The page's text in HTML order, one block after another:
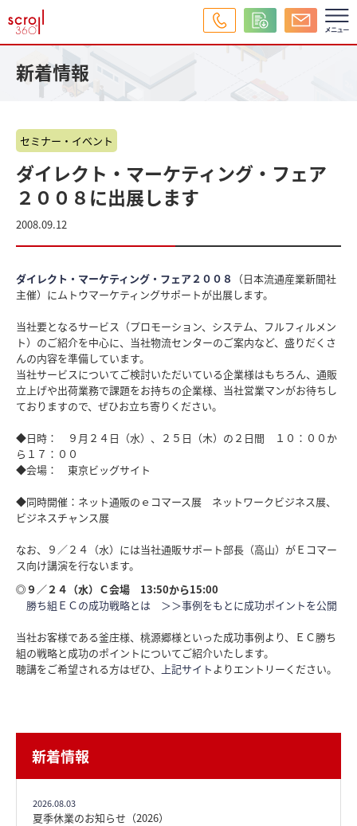
新着情報
セミナー・イベント
ダイレクト・マーケティング・フェア
２００８に出展します
2008.09.12
ダイレクト・マーケティング・フェア２００８
（日本流通産業新聞社
主催）にムトウマーケティングサポートが出展します。
当社要となるサービス（プロモーション、システム、フルフィルメン
ト）のご紹介を中心に、当社物流センターのご案内など、盛りだくさ
んの内容を準備しています。
当社サービスについてご検討いただいている企業様はもちろん、通販
立上げや出荷業務で課題をお持ちの企業様、当社営業マンがお待ちし
ておりますので、ぜひお立ち寄りください。
◆日時： ９月２４日（水）、２５日（木）の２日間 １０：００か
ら１７：００
◆会場： 東京ビッグサイト
◆同時開催：ネット通販のｅコマース展 ネットワークビジネス展、
ビジネスチャンス展
なお、９／２４（水）には当社通販サポート部長（高山）がＥコマー
ス向け講演を行ないます。
◎ ９／２４（水）Ｃ会場 13:50から15:00
勝ち組ＥＣの成功戦略とは ＞＞事例をもとに成功ポイントを公開
当社お客様である釜庄様、桃源郷様といった成功事例より、ＥＣ勝ち
組の戦略と成功のポイントについてご紹介いたします。
聴講をご希望される方はぜひ、
上記サイトよりエントリーください。
新着情報
2026.08.03
夏季休業のお知らせ（2026）